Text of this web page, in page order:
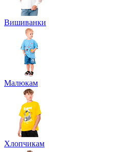
Вишиванки
Малюкам
Хлопчикам